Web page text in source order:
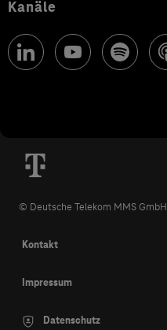
Kanäle
© Deutsche Telekom MMS GmbH
Kontakt
Impressum
Datenschutz